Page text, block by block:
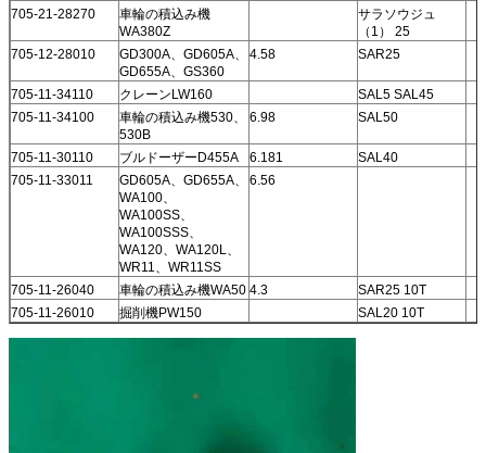
705-21-28270
車輪の積込み機
WA380Z
サラソウジュ
（1） 25
705-12-28010
GD300A、GD605A、
GD655A、GS360
4.58 SAR25
705-11-34110 クレーンLW160
SAL5 SAL45
705-11-34100
車輪の積込み機530、
530B
6.98 SAL50
705-11-30110 ブルドーザーD455A 6.181
SAL40
705-11-33011
GD605A、GD655A、
WA100、
WA100SS、
WA100SSS、
WA120、WA120L、
WR11、WR11SS
6.56
705-11-26040 車輪の積込み機WA50 4.3
SAR25 10T
705-11-26010
掘削機PW150 SAL20 10T